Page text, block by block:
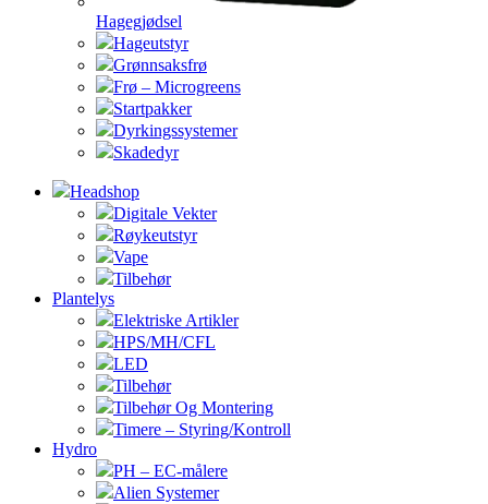
Hagegjødsel
Hageutstyr
Grønnsaksfrø
Frø – Microgreens
Startpakker
Dyrkingssystemer
Skadedyr
Headshop
Digitale Vekter
Røykeutstyr
Vape
Tilbehør
Plantelys
Elektriske Artikler
HPS/MH/CFL
LED
Tilbehør
Tilbehør Og Montering
Timere – Styring/Kontroll
Hydro
PH – EC-målere
Alien Systemer